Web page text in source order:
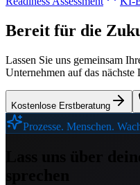
Bereit für die
Lassen Sie uns gemeinsam
Unternehmen auf das nächste
Kostenlose Erstberatung
Prozesse. Menschen.